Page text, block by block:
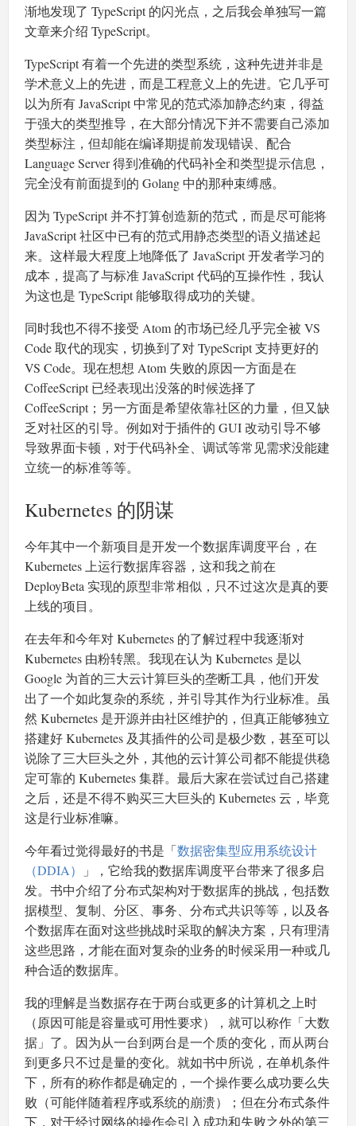
渐地发现了 TypeScript 的闪光点，之后我会单独写一篇
文章来介绍 TypeScript。
TypeScript 有着一个先进的类型系统，这种先进并非是
学术意义上的先进，而是工程意义上的先进。它几乎可
以为所有 JavaScript 中常见的范式添加静态约束，得益
于强大的类型推导，在大部分情况下并不需要自己添加
类型标注，但却能在编译期提前发现错误、配合
Language Server 得到准确的代码补全和类型提示信息，
完全没有前面提到的 Golang 中的那种束缚感。
因为 TypeScript 并不打算创造新的范式，而是尽可能将
JavaScript 社区中已有的范式用静态类型的语义描述起
来。这样最大程度上地降低了 JavaScript 开发者学习的
成本，提高了与标准 JavaScript 代码的互操作性，我认
为这也是 TypeScript 能够取得成功的关键。
同时我也不得不接受 Atom 的市场已经几乎完全被 VS
Code 取代的现实，切换到了对 TypeScript 支持更好的
VS Code。现在想想 Atom 失败的原因一方面是在
CoffeeScript 已经表现出没落的时候选择了
CoffeeScript；另一方面是希望依靠社区的力量，但又缺
乏对社区的引导。例如对于插件的 GUI 改动引导不够
导致界面卡顿，对于代码补全、调试等常见需求没能建
立统一的标准等等。
Kubernetes 的阴谋
今年其中一个新项目是开发一个数据库调度平台，在
Kubernetes 上运行数据库容器，这和我之前在
DeployBeta 实现的原型非常相似，只不过这次是真的要
上线的项目。
在去年和今年对 Kubernetes 的了解过程中我逐渐对
Kubernetes 由粉转黑。我现在认为 Kubernetes 是以
Google 为首的三大云计算巨头的垄断工具，他们开发
出了一个如此复杂的系统，并引导其作为行业标准。虽
然 Kubernetes 是开源并由社区维护的，但真正能够独立
搭建好 Kubernetes 及其插件的公司是极少数，甚至可以
说除了三大巨头之外，其他的云计算公司都不能提供稳
定可靠的 Kubernetes 集群。最后大家在尝试过自己搭建
之后，还是不得不购买三大巨头的 Kubernetes 云，毕竟
这是行业标准嘛。
今年看过觉得最好的书是「数据密集型应用系统设计
（DDIA）
」，它给我的数据库调度平台带来了很多启
发。书中介绍了分布式架构对于数据库的挑战，包括数
据模型、复制、分区、事务、分布式共识等等，以及各
个数据库在面对这些挑战时采取的解决方案，只有理清
这些思路，才能在面对复杂的业务的时候采用一种或几
种合适的数据库。
我的理解是当数据存在于两台或更多的计算机之上时
（原因可能是容量或可用性要求），就可以称作「大数
据」了。因为从一台到两台是一个质的变化，而从两台
到更多只不过是量的变化。就如书中所说，在单机条件
下，所有的称作都是确定的，一个操作要么成功要么失
败（可能伴随着程序或系统的崩溃）；但在分布式条件
下，对于经过网络的操作会引入成功和失败之外的第三